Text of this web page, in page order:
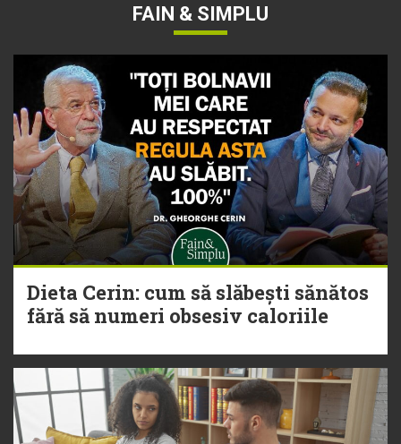
FAIN & SIMPLU
Dieta Cerin: cum să slăbești sănătos
fără să numeri obsesiv caloriile